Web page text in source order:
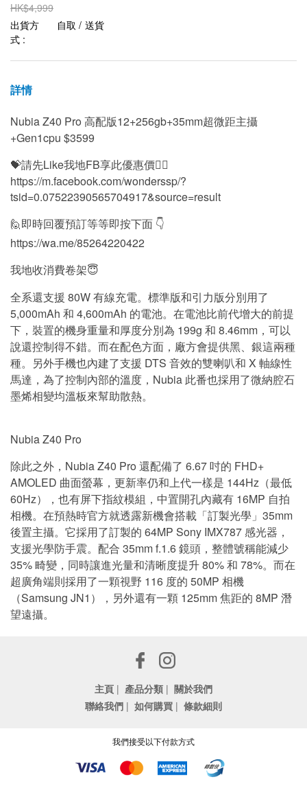
HK$4,999
出貨方
式 :
自取 / 送貨
詳情
Nubia Z40 Pro 高配版12+256gb+35mm超微距主攝
+Gen1cpu $3599
💝請先Like我地FB享此優惠價👍🏻
https://m.facebook.com/wonderssp/?
tsid=0.07522390565704917&source=result
🙋即時回覆預訂等等即按下面 👇
https://wa.me/85264220422
我地收消費卷架😇
全系還支援 80W 有線充電。標準版和引力版分別用了
5,000mAh 和 4,600mAh 的電池。在電池比前代增大的前提
下，裝置的機身重量和厚度分別為 199g 和 8.46mm，可以
說還控制得不錯。而在配色方面，廠方會提供黑、銀這兩種
種。另外手機也內建了支援 DTS 音效的雙喇叭和 X 軸線性
馬達，為了控制內部的溫度，Nubia 此番也採用了微納腔石
墨烯相變均溫板來幫助散熱。
Nubia Z40 Pro
除此之外，Nubia Z40 Pro 還配備了 6.67 吋的 FHD+
AMOLED 曲面螢幕，更新率仍和上代一樣是 144Hz（最低
60Hz），也有屏下指紋模組，中置開孔內藏有 16MP 自拍
相機。在預熱時官方就透露新機會搭載「訂製光學」35mm
後置主攝。它採用了訂製的 64MP Sony IMX787 感光器，
支援光學防手震。配合 35mm f.1.6 鏡頭，整體號稱能減少
35% 畸變，同時讓進光量和清晰度提升 80% 和 78%。而在
超廣角端則採用了一顆視野 116 度的 50MP 相機
（Samsung JN1），另外還有一顆 125mm 焦距的 8MP 潛
望遠攝。
主頁 | 產品分類 | 關於我們
聯絡我們 | 如何購買 | 條款細則
我們接受以下付款方式